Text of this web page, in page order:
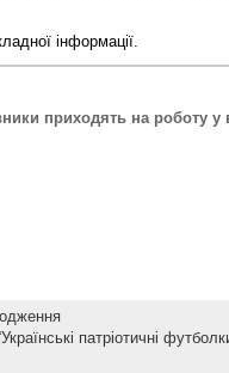
інформації.
приходять на роботу
патріотичні